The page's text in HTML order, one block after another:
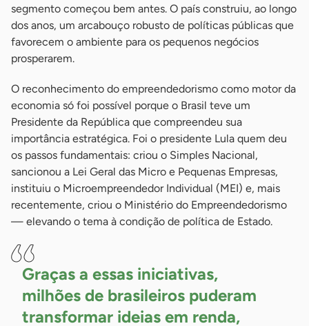
segmento começou bem antes. O país construiu, ao longo
dos anos, um arcabouço robusto de políticas públicas que
favorecem o ambiente para os pequenos negócios
prosperarem.
O reconhecimento do empreendedorismo como motor da
economia só foi possível porque o Brasil teve um
Presidente da República que compreendeu sua
importância estratégica. Foi o presidente Lula quem deu
os passos fundamentais: criou o Simples Nacional,
sancionou a Lei Geral das Micro e Pequenas Empresas,
instituiu o Microempreendedor Individual (MEI) e, mais
recentemente, criou o Ministério do Empreendedorismo
— elevando o tema à condição de política de Estado.
Graças a essas iniciativas,
milhões de brasileiros puderam
transformar ideias em renda,